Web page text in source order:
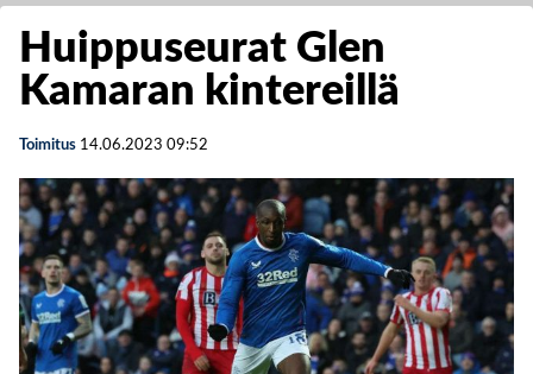
Huippuseurat Glen
Kamaran kintereillä
Toimitus 14.06.2023 09:52